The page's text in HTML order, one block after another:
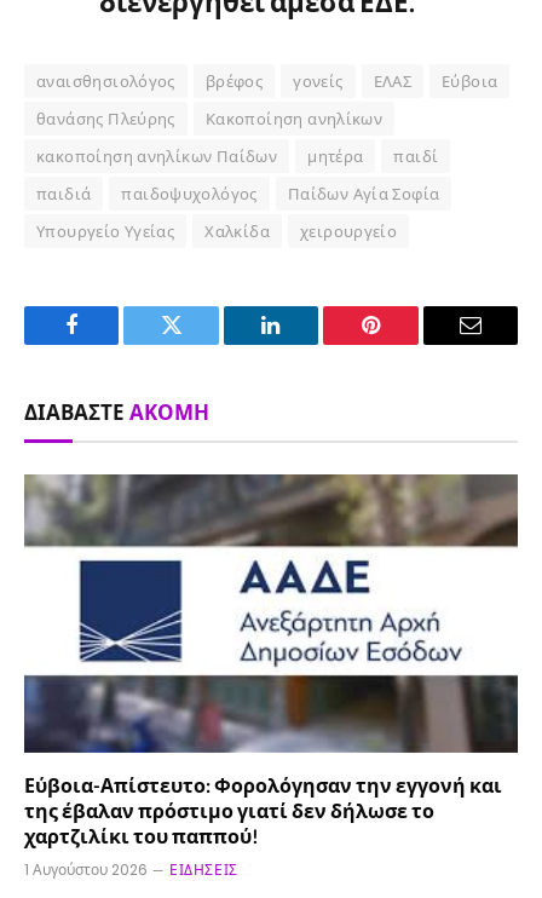
αναισθησιολόγος βρέφος γονείς ΕΛΑΣ
Εύβοια
θανάσης Πλεύρης
Κακοποίηση ανηλίκων
κακοποίηση ανηλίκων Παίδων
μητέρα
παιδί
παιδιά
παιδοψυχολόγος
Παίδων Αγία Σοφία
Υπουργείο Υγείας
Χαλκίδα χειρουργείο
Facebook Twitter LinkedIn Pinterest Email
ΔΙΑΒΆΣΤΕ ΑΚΌΜΗ
Εύβοια-Απίστευτο: Φορολόγησαν την εγγονή και
της έβαλαν πρόστιμο γιατί δεν δήλωσε το
χαρτζιλίκι του παππού!
1 Αυγούστου 2026 ΕΙΔΉΣΕΙΣ